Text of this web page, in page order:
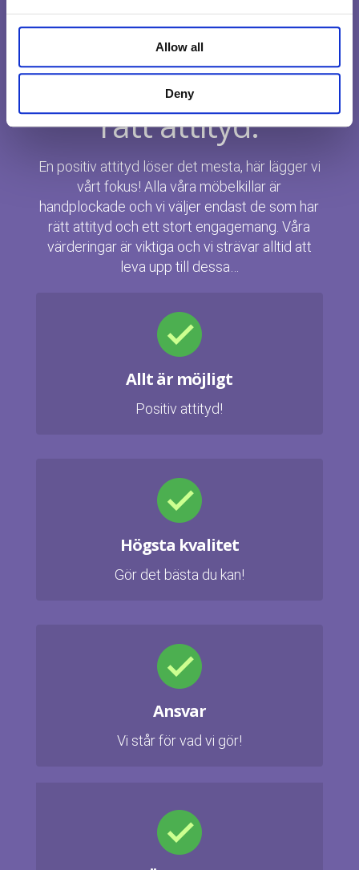
Allow all
Deny
Medarbetare med
rätt attityd.
En positiv attityd löser det mesta, här lägger vi
vårt fokus! Alla våra möbelkillar är
handplockade och vi väljer endast de som har
rätt attityd och ett stort engagemang. Våra
värderingar är viktiga och vi strävar alltid att
leva upp till dessa…
Allt är möjligt
Positiv attityd!
Högsta kvalitet
Gör det bästa du kan!
Ansvar
Vi står för vad vi gör!